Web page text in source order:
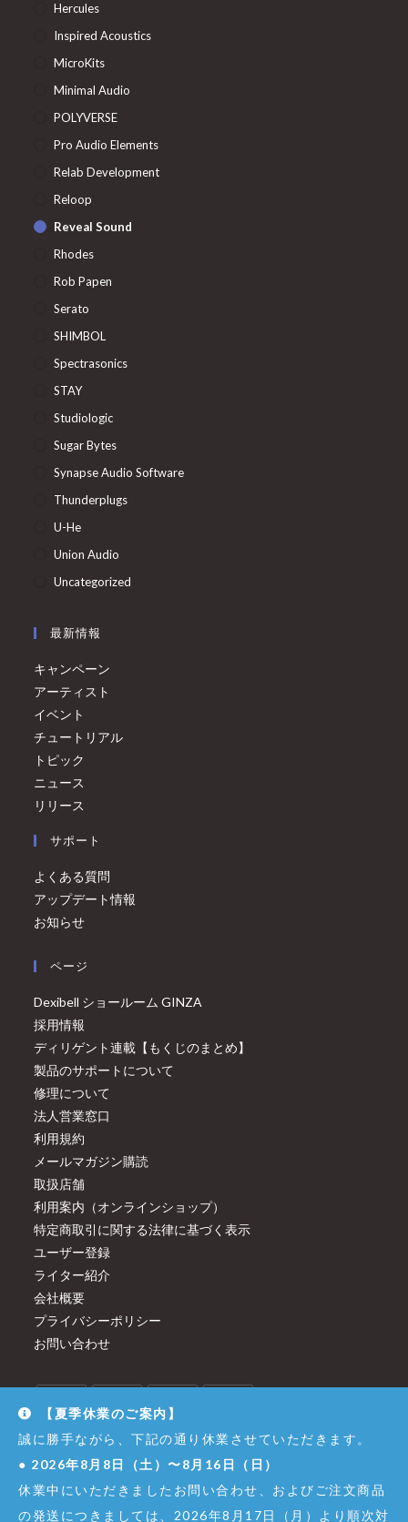
Hercules
Inspired Acoustics
MicroKits
Minimal Audio
POLYVERSE
Pro Audio Elements
Relab Development
Reloop
Reveal Sound
Rhodes
Rob Papen
Serato
SHIMBOL
Spectrasonics
STAY
Studiologic
Sugar Bytes
Synapse Audio Software
Thunderplugs
U-He
Union Audio
Uncategorized
最新情報
キャンペーン
アーティスト
イベント
チュートリアル
トピック
ニュース
リリース
サポート
よくある質問
アップデート情報
お知らせ
ページ
Dexibell ショールーム GINZA
採用情報
ディリゲント連載【もくじのまとめ】
製品のサポートについて
修理について
法人営業窓口
利用規約
メールマガジン購読
取扱店舗
利用案内（オンラインショップ）
特定商取引に関する法律に基づく表示
ユーザー登録
ライター紹介
会社概要
プライバシーポリシー
お問い合わせ
【夏季休業のご案内】
誠に勝手ながら、下記の通り休業させていただきます。
● 2026年8月8日（土）〜8月16日（日）
休業中にいただきましたお問い合わせ、およびご注文商品
の発送につきましては、2026年8月17日（月）より順次対